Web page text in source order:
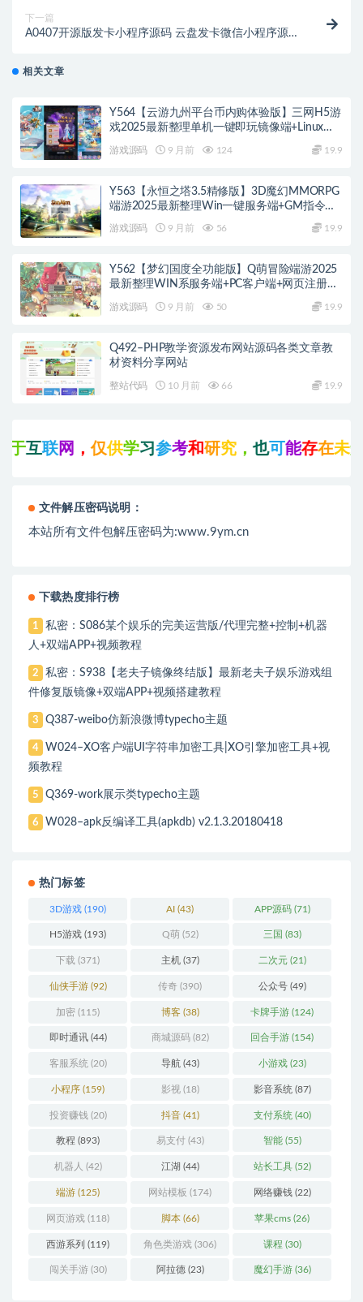
下一篇
A0407开源版发卡小程序源码 云盘发卡微信小程序源码
相关文章
Y564【云游九州平台币内购体验版】三网H5游
戏2025最新整理单机一键即玩镜像端+Linux手
游戏源码 9 月前 124 19.9
Y563【永恒之塔3.5精修版】3D魔幻MMORPG
端游2025最新整理Win一键服务端+GM指令
游戏源码 9 月前 56 19.9
Y562【梦幻国度全功能版】Q萌冒险端游2025
最新整理WIN系服务端+PC客户端+网页注册
游戏源码 9 月前 50 19.9
Q492–PHP教学资源发布网站源码各类文章教
材资料分享网站
整站代码 10 月前 66 19.9
互联网，仅供学习参考和研究，也可能 存在未知的
文件解压密码说明：
本站所有文件包解压密码为:www.9ym.cn
下载热度排行榜
1
私密：S086某个娱乐的完美运营版/代理完整+控制+机器
人+双端APP+视频教程
2
私密：S938【老夫子镜像终结版】最新老夫子娱乐游戏组
件修复版镜像+双端APP+视频搭建教程
3 Q387-weibo仿新浪微博typecho主题
4
W024–XO客户端UI字符串加密工具|XO引擎加密工具+视
频教程
5 Q369-work展示类typecho主题
6 W028–apk反编译工具(apkdb) v2.1.3.20180418
热门标签
3D游戏 (190) AI (43) APP源码(71)
H5游戏 (193) Q萌 (52) 三国 (83)
下载 (371) 主机(37) 二次元(21)
仙侠手游(92) 传奇 (390) 公众号(49)
加密 (115) 博客(38) 卡牌手游 (124)
即时通讯(44) 商城源码(82) 回合手游 (154)
客服系统 (20) 导航(43) 小游戏(23)
小程序 (159) 影视(18) 影音系统 (87)
投资赚钱 (20) 抖音(41) 支付系统 (40)
教程 (893) 易支付(43) 智能(55)
机器人 (42) 江湖 (44) 站长工具(52)
端游 (125) 网站模板 (174) 网络赚钱(22)
网页游戏 (118) 脚本(66) 苹果cms (26)
西游系列 (119) 角色类游戏 (306) 课程 (30)
闯关手游(30) 阿拉德(23) 魔幻手游(36)